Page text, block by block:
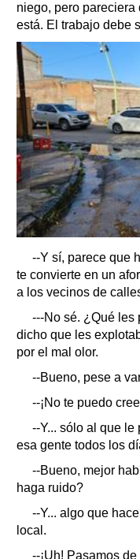
niego, pero pareciera
está. El trabajo debe
--Y sí, parece que
te convierte en un
a los vecinos de
---No sé. ¿Qué les
dicho que les
por el mal olor.
--Bueno, pese a
--¡No te puedo
--Y... sólo al que
esa gente todos los
--Bueno, mejor
haga ruido?
--Y... algo que
local.
--¡Uh! Pasamos